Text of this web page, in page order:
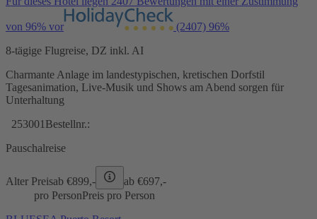
von 96% vor (2407) 96%
8-tägige Flugreise, DZ inkl. AI
Charmante Anlage im landestypischen, kretischen Dorfstil
Tagesanimation, Live-Musik und Shows am Abend sorgen für
Unterhaltung
253001 Bestellnr.:
Pauschalreise
Alter Preisab €899,- ab €697,-
pro PersonPreis pro Person